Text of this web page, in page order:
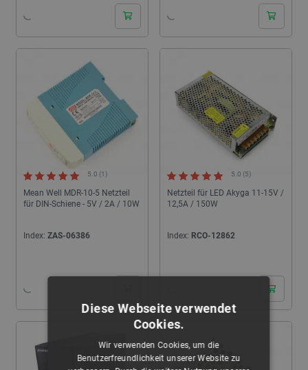
Mean Well MDR-10-5 Netzteil
für DIN-Schiene - 5V / 2A / 10W
5.0 (1)
Index: ZAS-06386
Netzteil für LED Akyga 11-15V /
12,5A / 150W
5.0 (5)
Index: RCO-12862
Diese Webseite verwendet
Cookies.
Wir verwenden Cookies, um die
Benutzerfreundlichkeit unserer Website zu